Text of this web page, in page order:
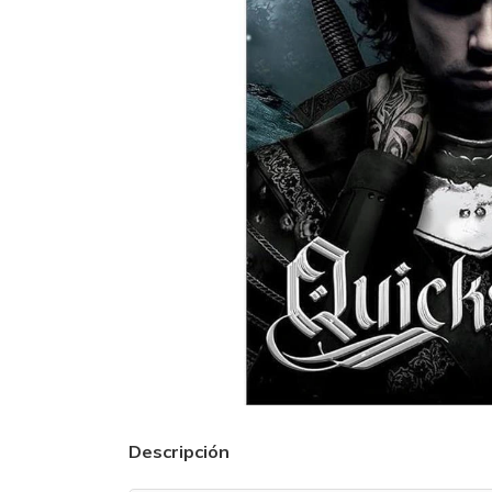
Descripción